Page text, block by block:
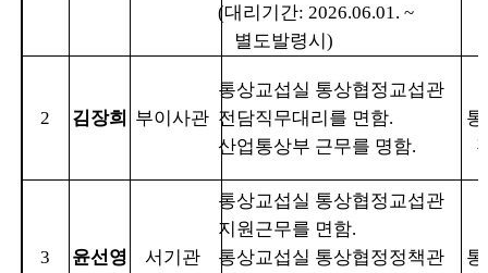
(대리기간: 2026.06.01. ~
별도발령시)
2 김장희 부이사관
통상교섭실 통상협정교섭관
전담직무대리를 면함.
산업통상부 근무를 명함.
3 윤선영 서기관
통상교섭실 통상협정교섭관
지원근무를 면함.
통상교섭실 통상협정정책관